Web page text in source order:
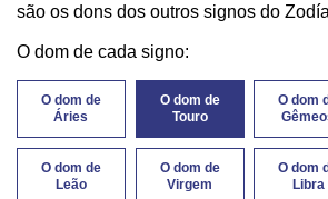
são os dons dos outros signos do
O dom de cada signo:
O dom de
Áries
O dom de
Touro
O dom
O dom de
Leão
O dom de
Virgem
O dom
Libra